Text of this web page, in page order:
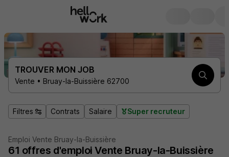
TROUVER MON JOB
Vente • Bruay-la-Buissière 62700
Filtres Contrats Salaire Super recruteur
Emploi Vente Bruay-la-Buissière
61 offres d'emploi Vente Bruay-la-Buissière